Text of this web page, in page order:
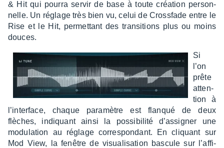
& Hit qui pourra servir de base à toute créa­tion person­
nelle. Un réglage très bien vu, celui de Cross­fade entre le
Rise et le Hit, permet­tant des tran­si­tions plus ou moins
douces.
Si
l’on
prête
atten­
tion à
l’in­ter­face, chaque para­mètre est flanqué de deux
flèches, indiquant ainsi la possi­bi­lité d’as­si­gner une
modu­la­tion au réglage corres­pon­dant. En cliquant sur
Mod View, la fenêtre de visua­li­sa­tion bascule sur l’af­fi­